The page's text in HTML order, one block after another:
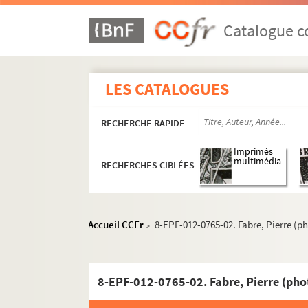
Catalogue
LES CATALOGUES
RECHERCHE RAPIDE
RECHERCHES CIBLÉES
Imprimés
multimédia
Accueil CCFr > 8-EPF-012-0765-02. Fabre, Pierre
8-EPF-012-0765-02. Fabre, Pierre